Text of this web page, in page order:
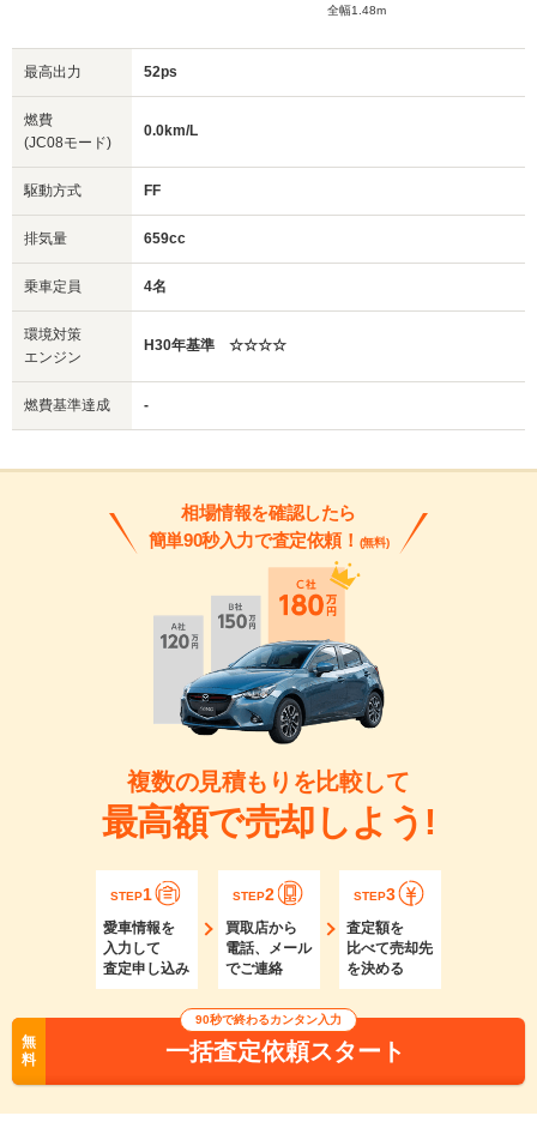
全幅1.48m
最高出力 52ps
燃費
(JC08モード)
0.0km/L
駆動方式 FF
排気量 659cc
乗車定員 4名
環境対策
エンジン
H30年基準 ☆☆☆☆
燃費基準達成 -
相場情報を確認したら
簡単90秒入力で査定依頼！ (無料)
複数の見積もりを比較して
最高額で売却しよう!
STEP1
愛車情報を
入力して
査定申し込み
STEP2
買取店から
電話、メール
でご連絡
STEP3
査定額を
比べて売却先
を決める
無
料
90秒で終わるカンタン入力
一括査定依頼スタート